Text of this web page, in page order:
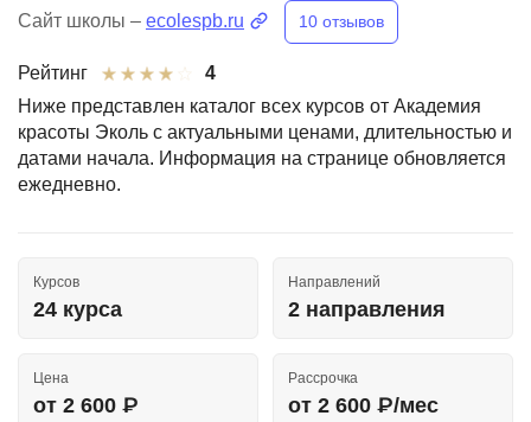
Сайт школы – ecolespb.ru 10 отзывов
Рейтинг
4
Ниже представлен каталог всех курсов от Академия
красоты Эколь с актуальными ценами, длительностью и
датами начала. Информация на странице обновляется
ежедневно.
Курсов
24 курса
Направлений
2 направления
Цена
от 2 600 ₽
Рассрочка
от 2 600 ₽/мес
Разработка
Маркетинг
Дизайн
Менеджмент
Soft Skills